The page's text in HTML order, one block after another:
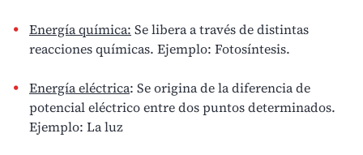
Energía química: Se libera a través de distintas
reacciones químicas. Ejemplo: Fotosíntesis.
Energía eléctrica: Se origina de la diferencia de
potencial eléctrico entre dos puntos determinados.
Ejemplo: La luz